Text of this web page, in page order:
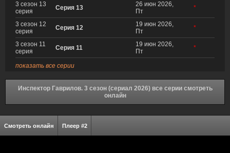
3 сезон 13
серия
Серия 13
26 июн 2026,
Пт
*
3 сезон 12
серия
Серия 12
19 июн 2026,
Пт
*
3 сезон 11
серия
Серия 11
19 июн 2026,
Пт
*
показать все серии
Инспектор Гаврилов. 3 сезон (сериал 2026) все серии смотреть
онлайн
Смотреть онлайн Плеер #2